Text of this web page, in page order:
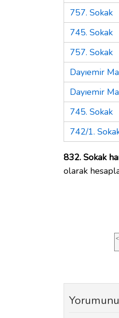
757. Sokak
745. Sokak
757. Sokak
Dayıemir
Dayıemir
745. Sokak
742/1.
832. Sokak
olarak